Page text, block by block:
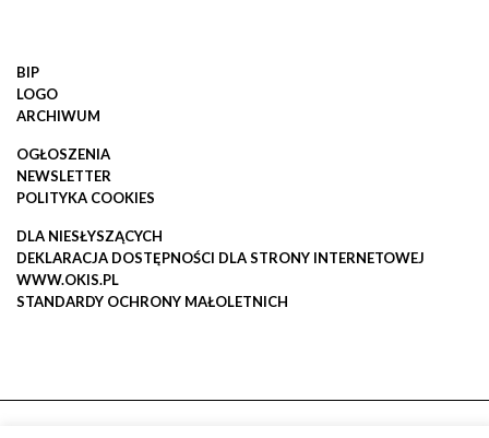
BIP
LOGO
ARCHIWUM
OGŁOSZENIA
NEWSLETTER
POLITYKA COOKIES
DLA NIESŁYSZĄCYCH
DEKLARACJA DOSTĘPNOŚCI DLA STRONY INTERNETOWEJ
WWW.OKIS.PL
STANDARDY OCHRONY MAŁOLETNICH